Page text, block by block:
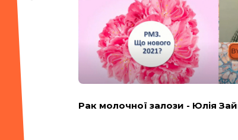
Рак молочної залози - Юлія